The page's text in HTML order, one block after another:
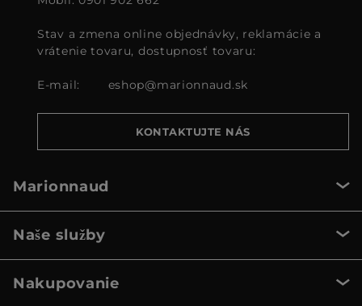
Stav a zmena online objednávky, reklamácie a
vrátenie tovaru, dostupnosť tovaru:
E-mail: eshop@marionnaud.sk
KONTAKTUJTE NÁS
Marionnaud
Naše služby
Nakupovanie